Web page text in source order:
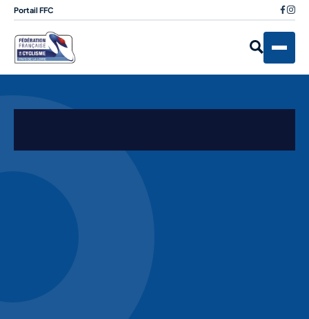
Portail FFC